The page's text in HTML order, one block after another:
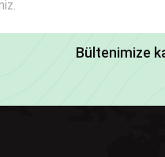
Bültenimize